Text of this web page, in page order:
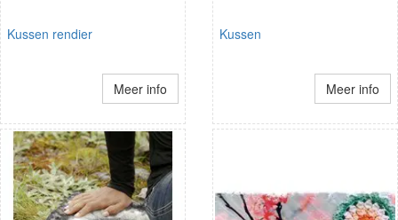
Kussen rendier
Meer info
Kussen
Meer info